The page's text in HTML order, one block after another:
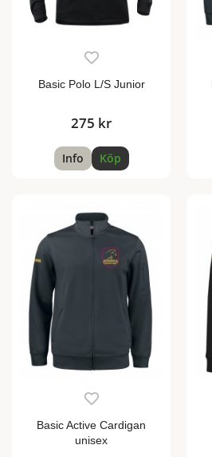
Basic Polo L/S Junior
275 kr
Info Köp
Basic Active Cardigan
unisex